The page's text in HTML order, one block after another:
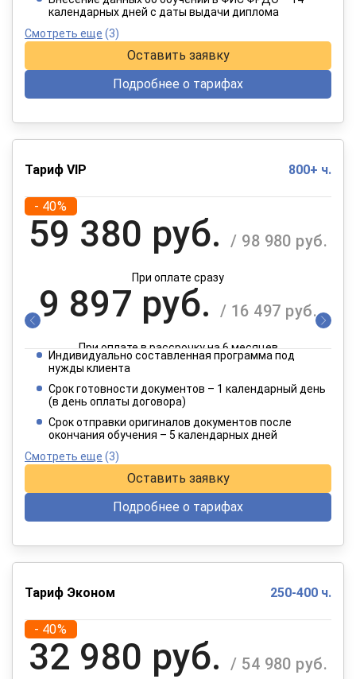
календарных дней с даты выдачи диплома
Смотреть еще (3)
Оставить заявку
Подробнее о тарифах
Тариф VIP 800+ ч.
- 40%
59 380 руб. / 98 980 руб.
При оплате сразу
9 897 руб. / 16 497 руб.
При оплате в рассрочку на 6 месяцев
4 949 руб. / 8 249 руб.
При оплате в рассрочку на 12 месяцев
Индивидуально составленная программа под
нужды клиента
Срок готовности документов – 1 календарный день
(в день оплаты договора)
Срок отправки оригиналов документов после
окончания обучения – 5 календарных дней
Смотреть еще (3)
Оставить заявку
Подробнее о тарифах
Тариф Эконом 250-400 ч.
- 40%
32 980 руб. / 54 980 руб.